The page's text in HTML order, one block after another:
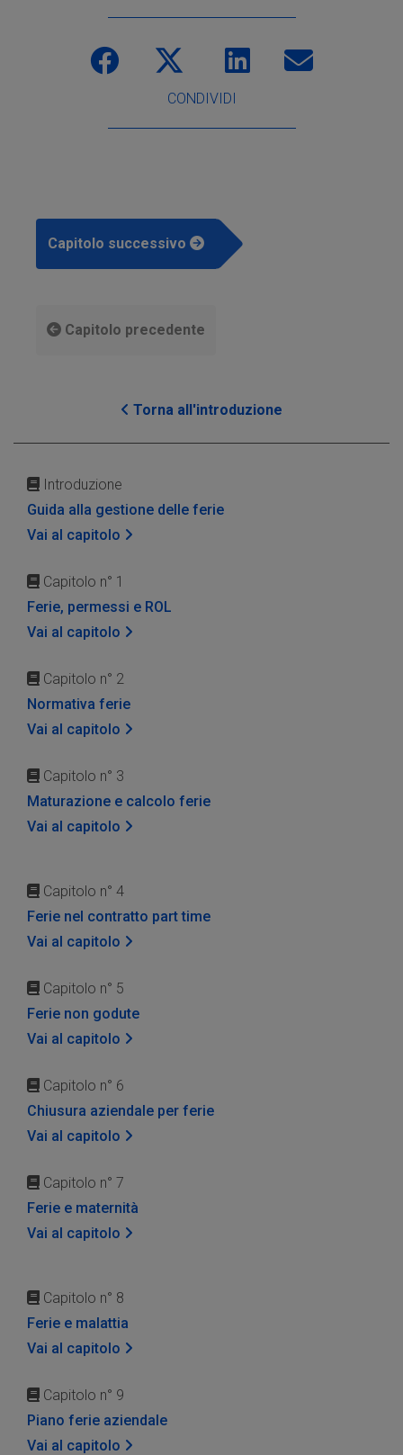
CONDIVIDI
Capitolo successivo
Capitolo precedente
Torna all'introduzione
Introduzione
Guida alla gestione delle ferie
Vai al capitolo
Capitolo n° 1
Ferie, permessi e ROL
Vai al capitolo
Capitolo n° 2
Normativa ferie
Vai al capitolo
Capitolo n° 3
Maturazione e calcolo ferie
Vai al capitolo
Capitolo n° 4
Ferie nel contratto part time
Vai al capitolo
Capitolo n° 5
Ferie non godute
Vai al capitolo
Capitolo n° 6
Chiusura aziendale per ferie
Vai al capitolo
Capitolo n° 7
Ferie e maternità
Vai al capitolo
Capitolo n° 8
Ferie e malattia
Vai al capitolo
Capitolo n° 9
Piano ferie aziendale
Vai al capitolo